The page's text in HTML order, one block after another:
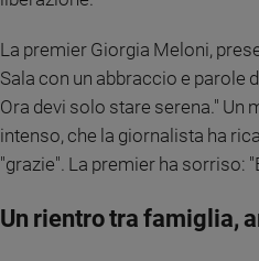
Caso
settimana
Migranti
Diversità
inclusione
La premier Giorgia Meloni,
Sala con un abbraccio e parole
Ora devi solo stare serena." Un
intenso, che la giornalista ha
"grazie". La premier ha sorriso:
Un rientro tra famiglia,